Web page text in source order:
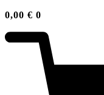
0,00 € 0